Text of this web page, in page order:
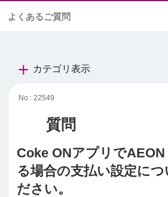
よくあるご質問
カテゴリ表示
No : 22549
Coke ONアプリで
る場合の支払い設定につ
ださい。